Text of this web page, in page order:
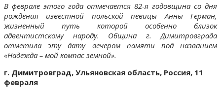
В феврале этого года отмечается 82-я годовщина со дня
рождения известной польской певицы Анны Герман,
жизненный путь которой особенно близок
адвентистскому народу. Община г. Димитровграда
отметила эту дату вечером памяти под названием
«Надежда – мой компас земной».
г. Димитровград, Ульяновская область, Россия, 11
февраля